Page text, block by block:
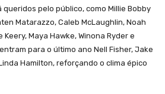
queridos pelo público, como Millie Bobby
Matarazzo, Caleb McLaughlin, Noah
Maya Hawke, Winona Ryder e
para o último ano Nell Fisher, Jake
Hamilton, reforçando o clima épico